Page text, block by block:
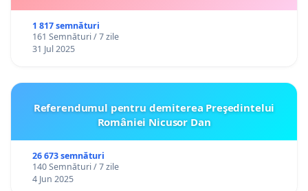
1 817 semnături
161 Semnături / 7 zile
31 Jul 2025
Referendumul pentru demiterea Preşedintelui
României Nicusor Dan
26 673 semnături
140 Semnături / 7 zile
4 Jun 2025